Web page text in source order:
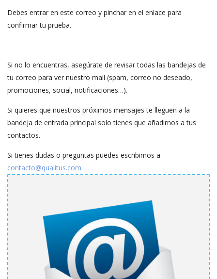
Debes entrar en este correo y pinchar en el enlace para
confirmar tu prueba.
Si no lo encuentras, asegúrate de revisar todas las bandejas de
tu correo para ver nuestro mail (spam, correo no deseado,
promociones, social, notificaciones…).
Si quieres que nuestros próximos mensajes te lleguen a la
bandeja de entrada principal solo tienes que añadirnos a tus
contactos.
Si tienes dudas o preguntas puedes escribirnos a
contacto@qualitus.com